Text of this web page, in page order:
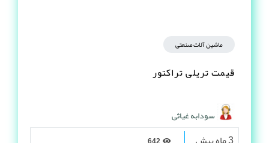
ماشین آلات صنعتی
قیمت تریلی تراکتور
سودابه غیاثی